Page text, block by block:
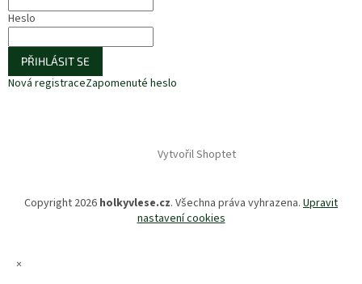
Heslo
PŘIHLÁSIT SE
Nová registraceZapomenuté heslo
Vytvořil Shoptet
Copyright 2026 holkyvlese.cz. Všechna práva vyhrazena. Upravit
nastavení cookies
×